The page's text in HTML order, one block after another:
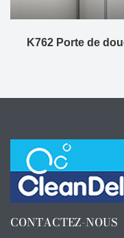
K762 Porte de
CONTACTEZ-NOUS